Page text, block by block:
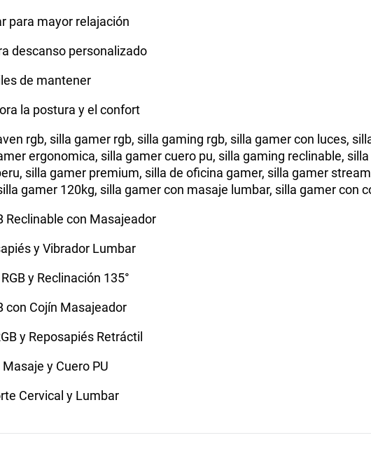
para mayor relajación
descanso personalizado
de mantener
la postura y el confort
rgb, silla gamer rgb, silla gaming rgb, silla gamer con luces,
ergonomica, silla gamer cuero pu, silla gaming reclinable,
silla gamer premium, silla de oficina gamer, silla gamer
gamer 120kg, silla gamer con masaje lumbar, silla gamer con
Reclinable con Masajeador
y Vibrador Lumbar
y Reclinación 135°
con Cojín Masajeador
y Reposapiés Retráctil
y Cuero PU
Cervical y Lumbar